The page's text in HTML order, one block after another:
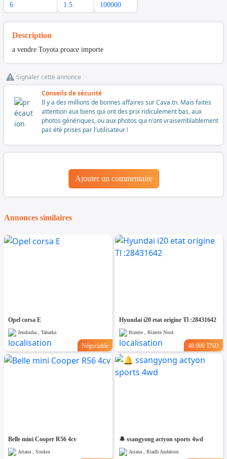
6 1.5 100000
Description
a vendre Toyota proace importe
Signaler cette annonce
Conseils de sécurité
Il y a des millions de bonnes affaires sur Cava.tn. Mais faites
attention aux biens qui ont des prix ridiculement bas, aux
photos génériques, ou aux photos qui n'ont vraisemblablement
pas été prises par l'utilisateur !
Ajouter un commentaire
Annonces similaires
Opel corsa E
Jendouba , Tabarka
Négociable
Hyundai i20 etat origine Tl :28431642
Bizerte , Bizerte Nord
48.900 TND
Belle mini Cooper R56 4cv
Ariana , Soukra
🔔 ssangyong actyon sports 4wd
Ariana , Riadh Andalous